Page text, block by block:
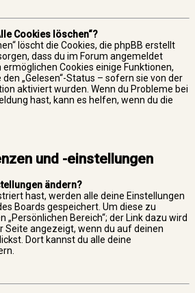
Cookies löschen“?
löscht die Cookies, die phpBB erstellt
dass du im Forum angemeldet
Cookies einige Funktionen,
„Gelesen“-Status – sofern sie von der
aktiviert wurden. Wenn du Probleme bei
hast, kann es helfen, wenn du die
und -einstellungen
ändern?
hast, werden alle deine Einstellungen
Boards gespeichert. Um diese zu
„Persönlichen Bereich“; der Link dazu wird
Seite angezeigt, wenn du auf deinen
Dort kannst du alle deine